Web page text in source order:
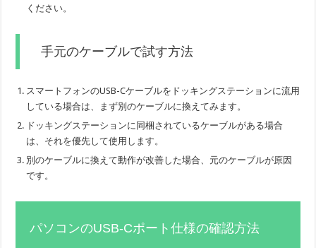
ください。
手元のケーブルで試す方法
スマートフォンのUSB-Cケーブルをドッキングステーションに流用
している場合は、まず別のケーブルに換えてみます。
ドッキングステーションに同梱されているケーブルがある場合
は、それを優先して使用します。
別のケーブルに換えて動作が改善した場合、元のケーブルが原因
です。
パソコンのUSB-Cポート仕様の確認方法